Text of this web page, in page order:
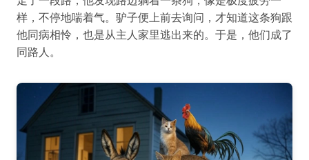
样，不停地喘着气。驴子便上前去询问，才知道这条狗跟
他同病相怜，也是从主人家里逃出来的。于是，他们成了
同路人。